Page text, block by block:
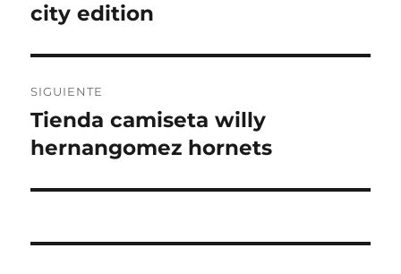
entradas
anterior:
city edition
SIGUIENTE
Entrada
siguiente:
Tienda camiseta willy
hernangomez hornets